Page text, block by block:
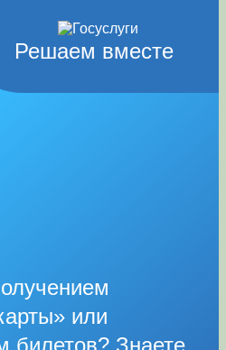
Решаем вместе
или
билетов? Знаете,